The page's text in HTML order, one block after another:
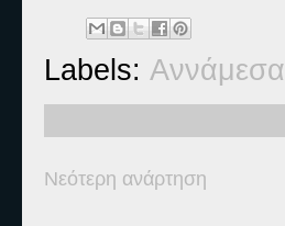
Labels: Αννάμεσα
Νεότερη ανάρτηση